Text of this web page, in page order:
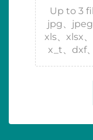
Up to 3
jpg、
xls、xlsx
x_t、dxf